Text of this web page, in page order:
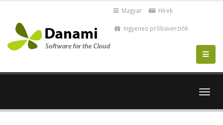
Magyar Hírek
Ingyenes próbaverziók